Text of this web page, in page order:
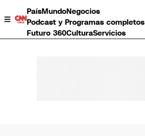
PaísMundoNegocios
Podcast y Programas completos
Futuro 360CulturaServicios